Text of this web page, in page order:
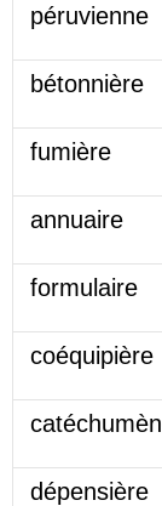
péruvienne
bétonnière
fumière
annuaire
formulaire
coéquipière
dépensière